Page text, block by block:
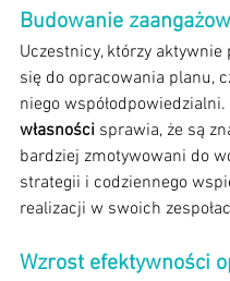
Budowanie
Uczestnicy, którzy aktywnie
się do opracowania planu,
niego współodpowiedzialni.
własności sprawia, że są
bardziej zmotywowani do
strategii i codziennego
realizacji w swoich
Wzrost efektywności